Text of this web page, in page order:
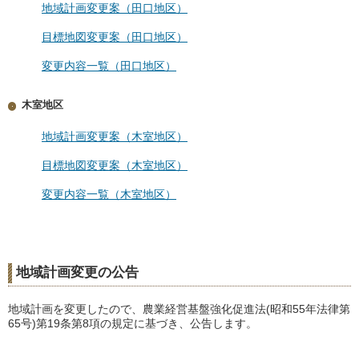
地域計画変更案（田口地区）
目標地図変更案（田口地区）
変更内容一覧（田口地区）
木室地区
地域計画変更案（木室地区）
目標地図変更案（木室地区）
変更内容一覧（木室地区）
地域計画変更の公告
地域計画を変更したので、農業経営基盤強化促進法(昭和55年法律第
65号)第19条第8項の規定に基づき、公告します。